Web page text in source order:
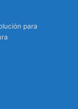
para